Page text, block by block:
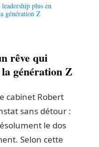
plus en
génération Z
rêve qui
génération Z
cabinet Robert
sans détour :
le dos
Selon cette